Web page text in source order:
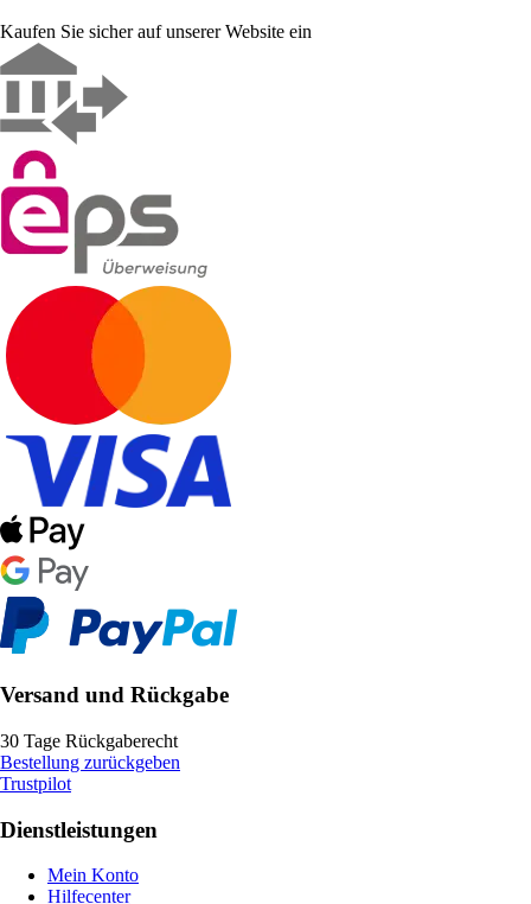
Kaufen Sie sicher auf unserer Website ein
Versand und Rückgabe
30 Tage Rückgaberecht
Bestellung zurückgeben
Trustpilot
Dienstleistungen
Mein Konto
Hilfecenter